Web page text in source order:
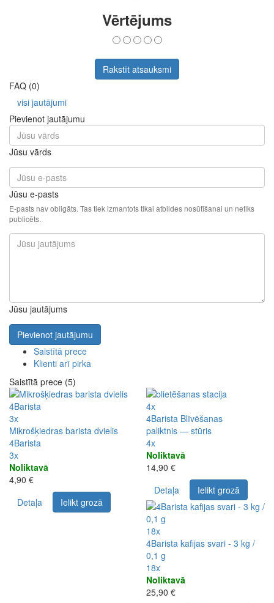
Vērtējums
Rakstīt atsauksmi
FAQ (0)
visi jautājumi
Pievienot jautājumu
Jūsu vārds
Jūsu e-pasts
E-pasts nav obligāts. Tas tiek izmantots tikai atbildes nosūtīšanai un netiks
publicēts.
Jūsu jautājums
Pievienot jautājumu
Saistītā prece
Klienti arī pirka
Saistītā prece (5)
3x
Mikrošķiedras barista dvielis
4Barista
3x
Noliktavā
4,90 €
Detaļa
Ielikt grozā
4x
4Barista Blīvēšanas
paliktnis — stūris
4x
Noliktavā
14,90 €
Detaļa
Ielikt grozā
18x
4Barista kafijas svari - 3 kg /
0,1 g
18x
Noliktavā
25,90 €